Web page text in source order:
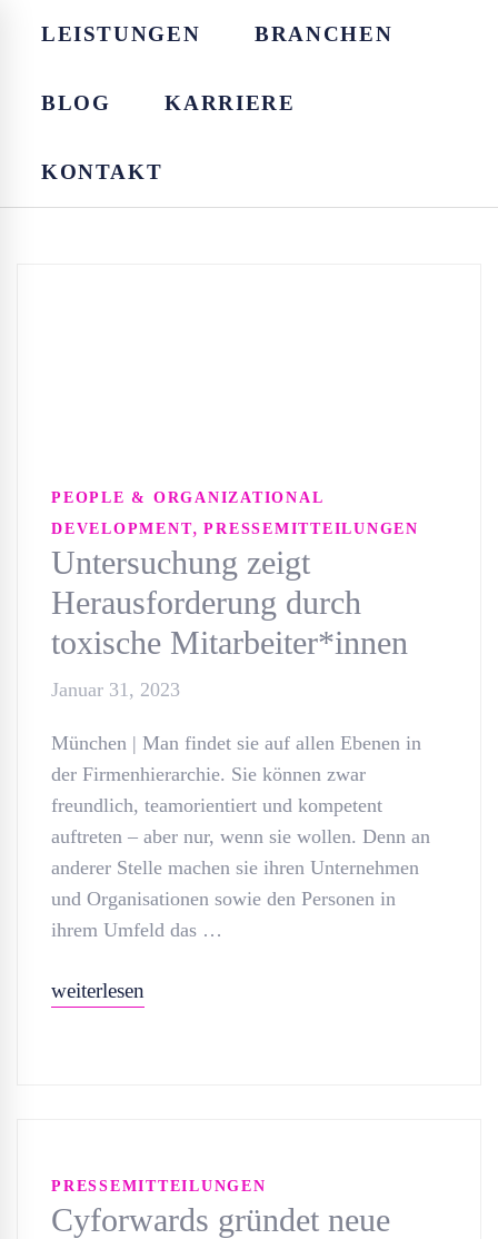
LEISTUNGEN BRANCHEN
BLOG KARRIERE
KONTAKT
PEOPLE & ORGANIZATIONAL
DEVELOPMENT,PRESSEMITTEILUNGEN
Untersuchung zeigt
Herausforderung durch
toxische Mitarbeiter*innen
Januar 31, 2023
München | Man findet sie auf allen Ebenen in
der Firmenhierarchie. Sie können zwar
freundlich, teamorientiert und kompetent
auftreten – aber nur, wenn sie wollen. Denn an
anderer Stelle machen sie ihren Unternehmen
und Organisationen sowie den Personen in
ihrem Umfeld das …
weiterlesen
PRESSEMITTEILUNGEN
Cyforwards gründet neue